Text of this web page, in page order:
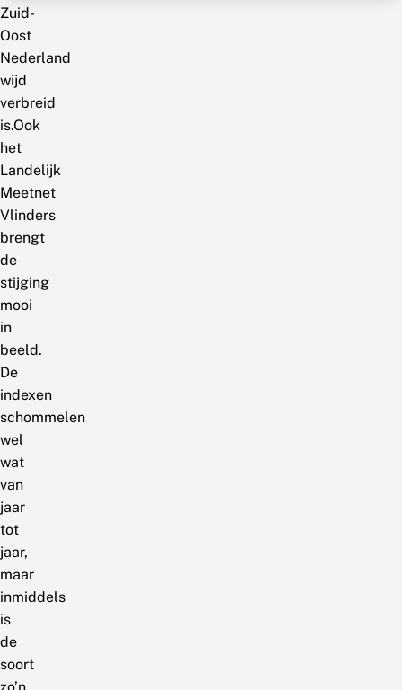
Zuid-
Oost
Nederland
wijd
verbreid
is.Ook
het
Landelijk
Meetnet
Vlinders
brengt
de
stijging
mooi
in
beeld.
De
indexen
schommelen
wel
wat
van
jaar
tot
jaar,
maar
inmiddels
is
de
soort
zo’n